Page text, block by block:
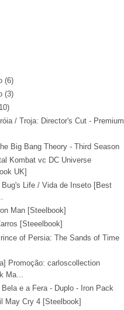
(6)
(3)
/ Troja: Director's Cut - Premium
Big Bang Theory - Third Season
Kombat vc DC Universe
UK]
Bug's Life / Vida de Inseto [Best
Man [Steelbook]
[Steeelbook]
of Persia: The Sands of Time
Promoção: carloscollection
Ma...
Bela e a Fera - Duplo - Iron Pack
May Cry 4 [Steelbook]